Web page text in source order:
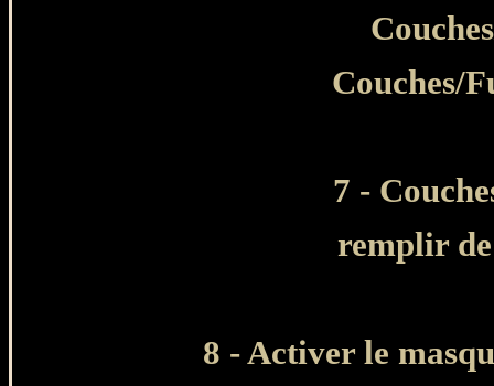
Couches/
7 -
remplir
8 - Activer le ma